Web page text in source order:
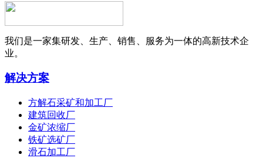
我们是一家集研发、生产、销售、服务为一体的高新技术企
业。
解决方案
方解石采矿和加工厂
建筑回收厂
金矿浓缩厂
铁矿选矿厂
滑石加工厂